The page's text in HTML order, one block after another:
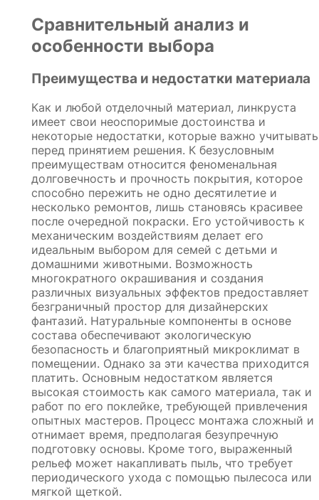
Сравнительный анализ и
особенности выбора
Преимущества и недостатки материала
Как и любой отделочный материал, линкруста
имеет свои неоспоримые достоинства и
некоторые недостатки, которые важно учитывать
перед принятием решения. К безусловным
преимуществам относится феноменальная
долговечность и прочность покрытия, которое
способно пережить не одно десятилетие и
несколько ремонтов, лишь становясь красивее
после очередной покраски. Его устойчивость к
механическим воздействиям делает его
идеальным выбором для семей с детьми и
домашними животными. Возможность
многократного окрашивания и создания
различных визуальных эффектов предоставляет
безграничный простор для дизайнерских
фантазий. Натуральные компоненты в основе
состава обеспечивают экологическую
безопасность и благоприятный микроклимат в
помещении. Однако за эти качества приходится
платить. Основным недостатком является
высокая стоимость как самого материала, так и
работ по его поклейке, требующей привлечения
опытных мастеров. Процесс монтажа сложный и
отнимает время, предполагая безупречную
подготовку основы. Кроме того, выраженный
рельеф может накапливать пыль, что требует
периодического ухода с помощью пылесоса или
мягкой щеткой.